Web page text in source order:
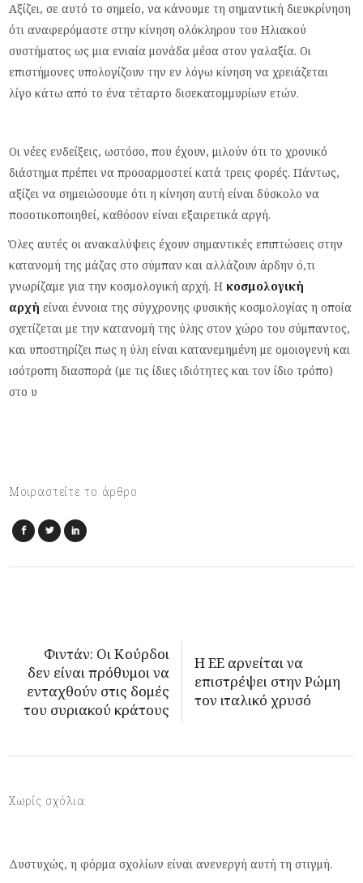
Αξίζει, σε αυτό το σημείο, να κάνουμε τη σημαντική διευκρίνηση
ότι αναφερόμαστε στην κίνηση ολόκληρου του Ηλιακού
συστήματος ως μια ενιαία μονάδα μέσα στον γαλαξία. Οι
επιστήμονες υπολογίζουν την εν λόγω κίνηση να χρειάζεται
λίγο κάτω από το ένα τέταρτο δισεκατομμυρίων ετών.
Οι νέες ενδείξεις, ωστόσο, που έχουν, μιλούν ότι το χρονικό
διάστημα πρέπει να προσαρμοστεί κατά τρεις φορές. Πάντως,
αξίζει να σημειώσουμε ότι η κίνηση αυτή είναι δύσκολο να
ποσοτικοποιηθεί, καθόσον είναι εξαιρετικά αργή.
Όλες αυτές οι ανακαλύψεις έχουν σημαντικές επιπτώσεις στην
κατανομή της μάζας στο σύμπαν και αλλάζουν άρδην ό,τι
γνωρίζαμε για την κοσμολογική αρχή. Η κοσμολογική
αρχή είναι έννοια της σύγχρονης φυσικής κοσμολογίας η οποία
σχετίζεται με την κατανομή της ύλης στον χώρο του σύμπαντος,
και υποστηρίζει πως η ύλη είναι κατανεμημένη με ομοιογενή και
ισότροπη διασπορά (με τις ίδιες ιδιότητες και τον ίδιο τρόπο)
στο υ
Μοιραστείτε το άρθρο
Φιντάν: Οι Κούρδοι
δεν είναι πρόθυμοι να
ενταχθούν στις δομές
του συριακού κράτους
Η ΕΕ αρνείται να
επιστρέψει στην Ρώμη
τον ιταλικό χρυσό
Χωρίς σχόλια
Δυστυχώς, η φόρμα σχολίων είναι ανενεργή αυτή τη στιγμή.